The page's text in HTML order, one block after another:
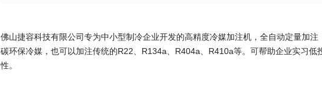
佛山捷容科技有限公司专为中小型制冷企业开发的高精度冷媒加注机，全自动定量加
碳环保冷媒，也可以加注传统的R22、R134a、R404a、R410a等。可帮助企业实习
性。